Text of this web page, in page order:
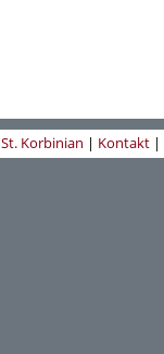
St. Korbinian | Kontakt |